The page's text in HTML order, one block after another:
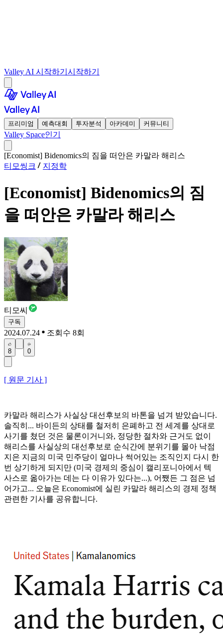
Valley AI 시작하기 시작하기
프리미엄 예측대회 투자분석 아카데미 커뮤니티
Valley Space인기
[Economist] Bidenomics의 짐을 떠안은 카말라 해리스
티모씽크
지정학
[Economist] Bidenomics의 짐
을 떠안은 카말라 해리스
티모씨
구독
2024.07.24 조회수 8회
8 0
[ 원문 기사 ]
카말라 해리스가 사실상 대선후보의 바톤을 넘겨 받았습니다.
솔직히... 바이든의 상태를 철저히 은폐하고 전 세계를 상대로
사기를 쳤던 것은 물론이거니와, 정당한 절차와 근거도 없이
해리스를 사실상의 대선후보로 순식간에 분위기를 몰아 낙점
지은 지금의 미국 민주당이 얼마나 썩어있는 조직인지 다시 한
번 상기하게 되지만 (미국 경제의 중심이 캘리포니아에서 텍
사스로 옮아가는 데는 다 이유가 있다는...), 어쨌든 그 점은 넘
어가고... 오늘은 Economist에 실린 카말라 해리스의 경제 정책
관련한 기사를 공유합니다.